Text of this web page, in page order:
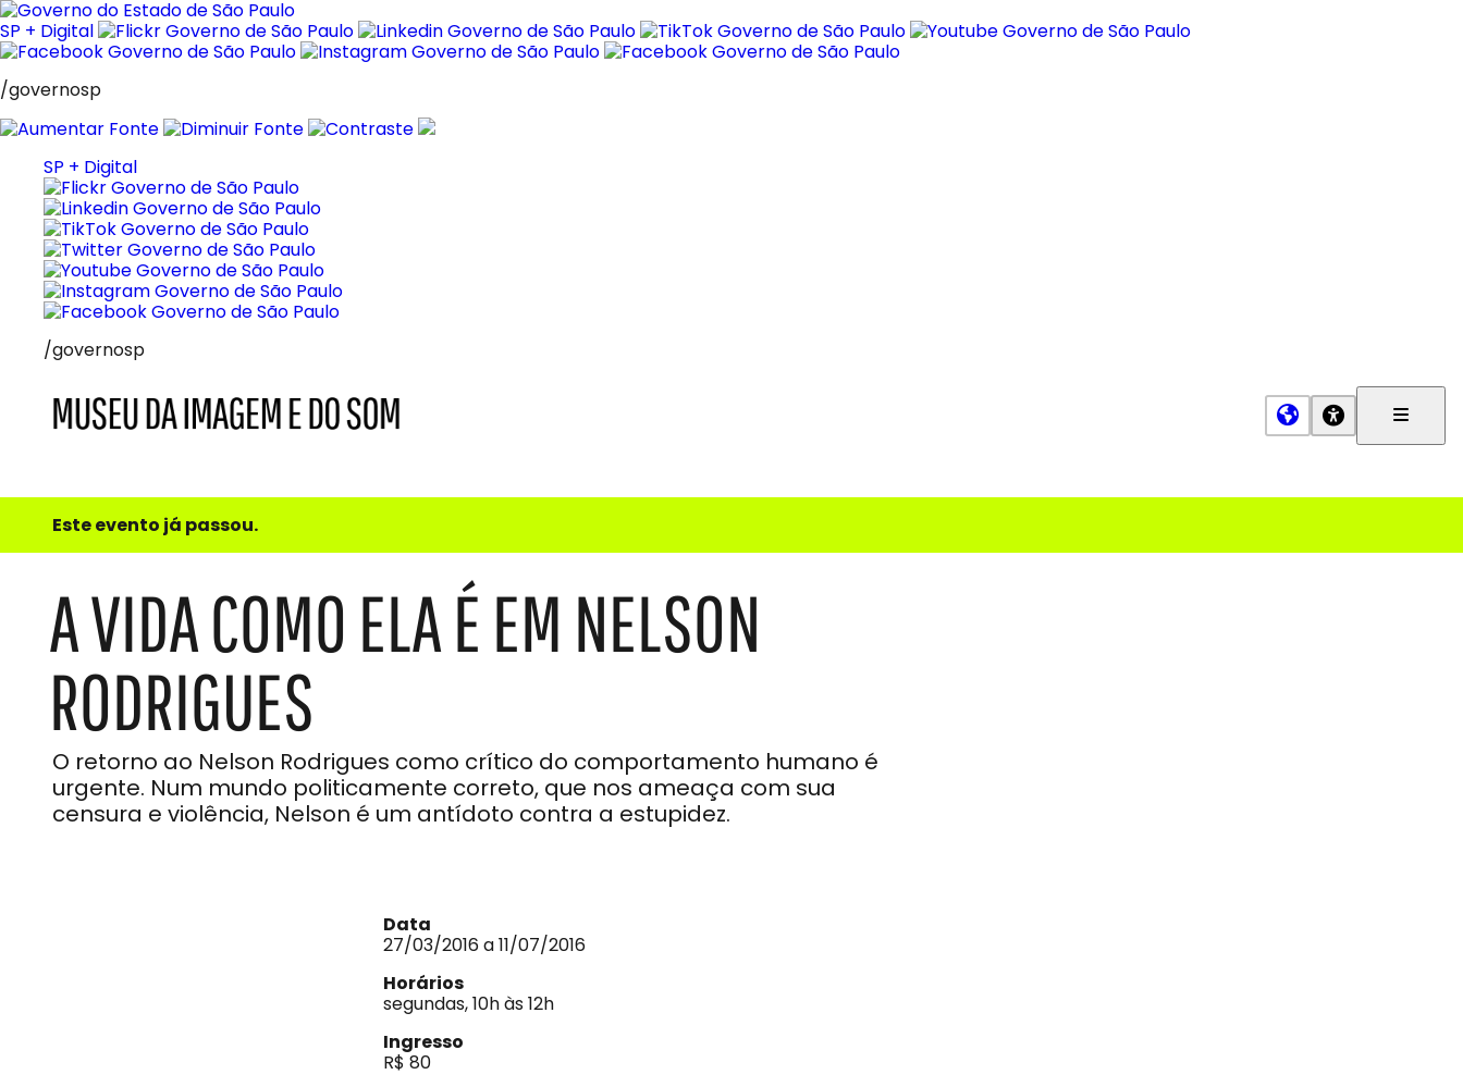
Pular
para
o
SP + Digital
/governosp
SP + Digital
/governosp
e
do
Som
Este evento já passou.
A VIDA COMO ELA É EM NELSON
RODRIGUES
O retorno ao Nelson Rodrigues como crítico do comportamento humano é
urgente. Num mundo politicamente correto, que nos ameaça com sua
censura e violência, Nelson é um antídoto contra a estupidez.
Data
27/03/2016 a 11/07/2016
Horários
segundas, 10h às 12h
Ingresso
R$ 80